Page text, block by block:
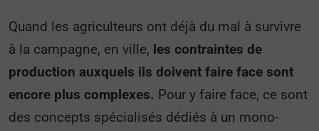
Quand les agriculteurs ont déjà du mal à survivre
à la campagne, en ville, les contraintes de
production auxquels ils doivent faire face sont
encore plus complexes. Pour y faire face, ce sont
des concepts spécialisés dédiés à un mono-